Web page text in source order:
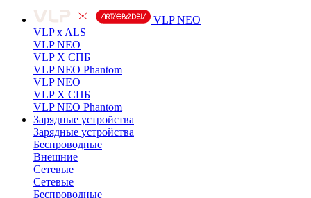
VLP NEO
VLP x ALS
VLP NEO
VLP X СПБ
VLP NEO Phantom
VLP NEO
VLP X СПБ
VLP NEO Phantom
Зарядные устройства
Зарядные устройства
Беспроводные
Внешние
Сетевые
Сетевые
Беспроводные